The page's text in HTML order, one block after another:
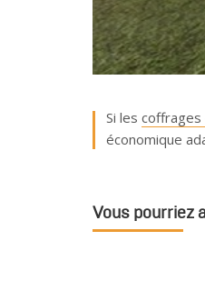
Si les coffrages
économique
Vous pourriez